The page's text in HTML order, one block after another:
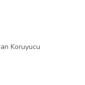
Koruyucu